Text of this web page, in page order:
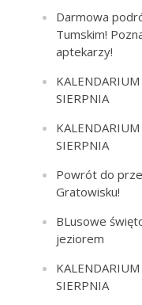
Darmowa
Tumskim!
aptekarzy!
SIERPNIA
SIERPNIA
Powrót do
Gratowisku!
BLusowe
jeziorem
SIERPNIA